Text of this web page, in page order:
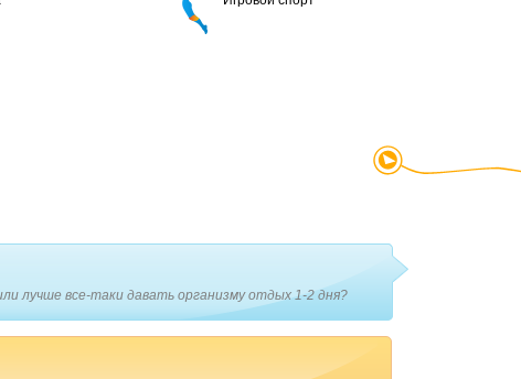
лучше все-таки давать организму отдых 1-2 дня?